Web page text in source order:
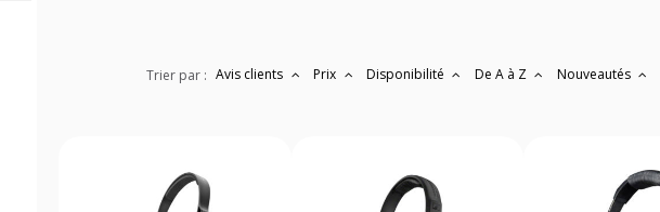
Trier par : Avis clients Prix Disponibilité De A à Z Nouveautés